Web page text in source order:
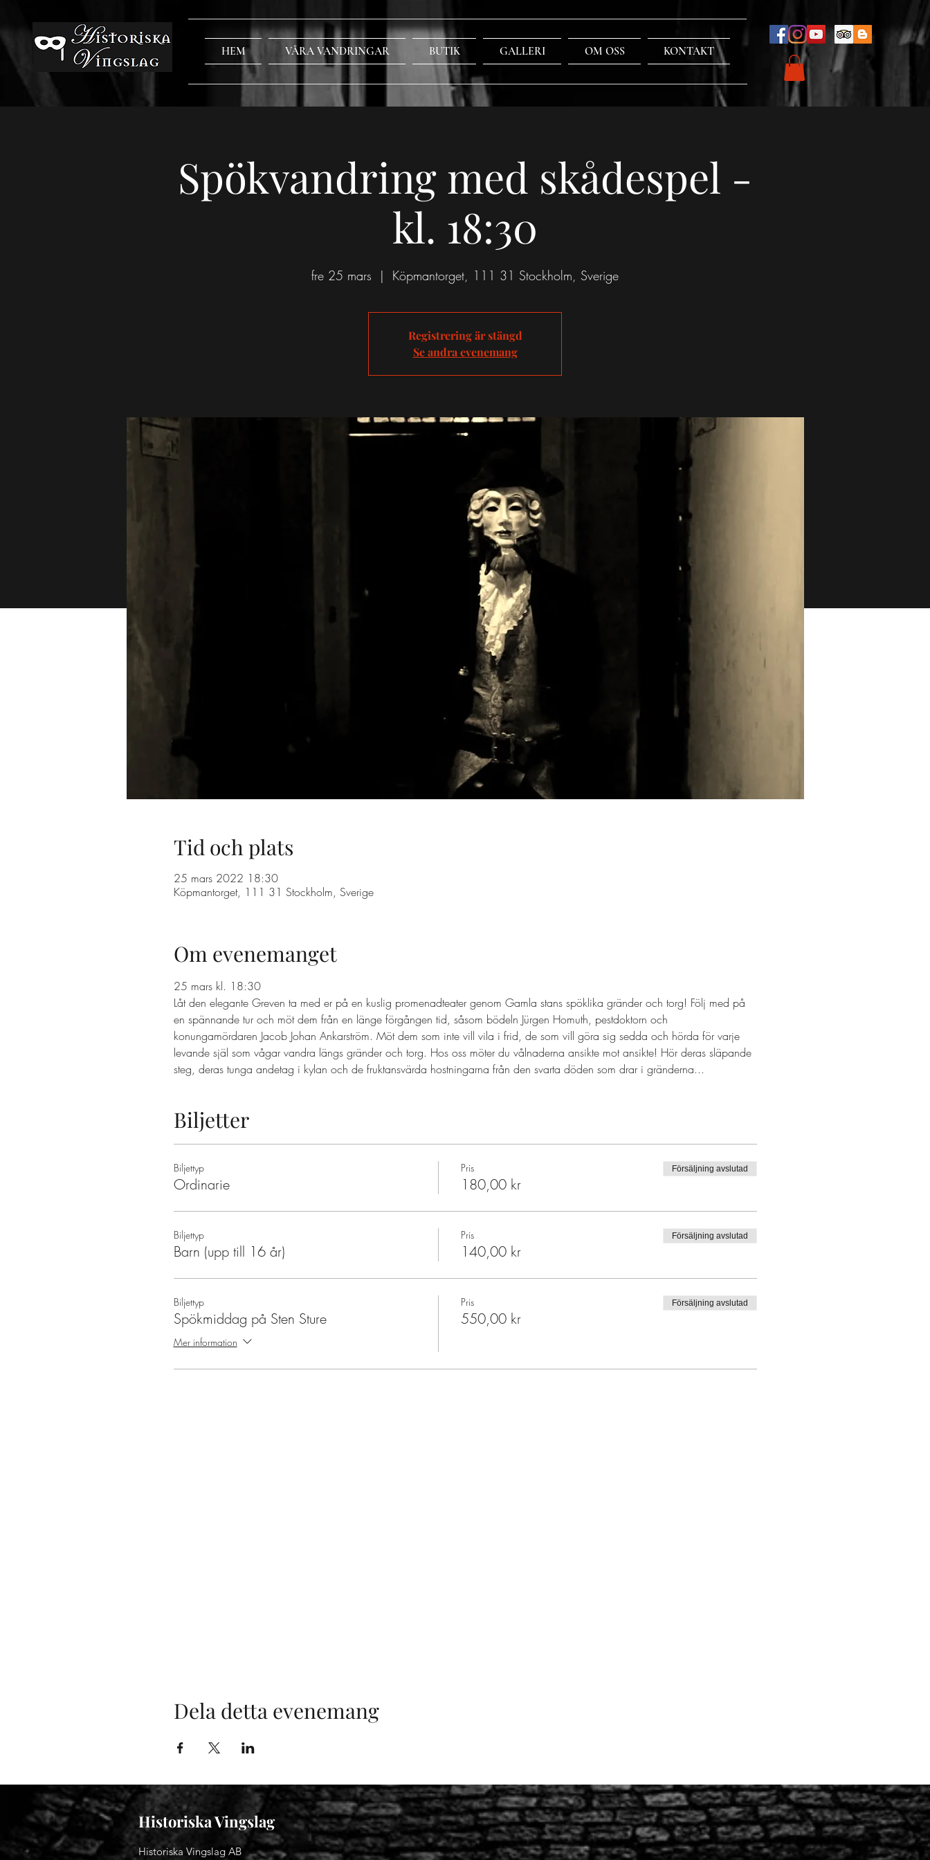
HEM VÅRA VANDRINGAR BUTIK GALLERI OM OSS KONTAKT
Spökvandring med skådespel -
kl. 18:30
fre 25 mars
  |
Köpmantorget, 111 31 Stockholm, Sverige
Registrering är stängd
Se andra evenemang
Tid och plats
25 mars 2022 18:30
Köpmantorget, 111 31 Stockholm, Sverige
Om evenemanget
25 mars kl. 18:30
Låt den elegante Greven ta med er på en kuslig promenadteater genom Gamla stans spöklika gränder och torg! Följ med på
en spännande tur och möt dem från en länge förgången tid, såsom bödeln Jürgen Homuth, pestdoktorn och
konungamördaren Jacob Johan Ankarström. Möt dem som inte vill vila i frid, de som vill göra sig sedda och hörda för varje
levande själ som vågar vandra längs gränder och torg. Hos oss möter du vålnaderna ansikte mot ansikte! Hör deras släpande
steg, deras tunga andetag i kylan och de fruktansvärda hostningarna från den svarta döden som drar i gränderna...
Biljetter
Biljettyp
Ordinarie
Pris
180,00 kr
Försäljning avslutad
Biljettyp
Barn (upp till 16 år)
Pris
140,00 kr
Försäljning avslutad
Biljettyp
Spökmiddag på Sten Sture
Mer information
Pris
550,00 kr
Försäljning avslutad
Dela detta evenemang
Historiska Vingslag
Historiska Vingslag AB